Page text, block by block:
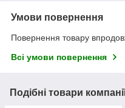
Умови повернення
Повернення товару
Всі умови повернення
Подібні товари